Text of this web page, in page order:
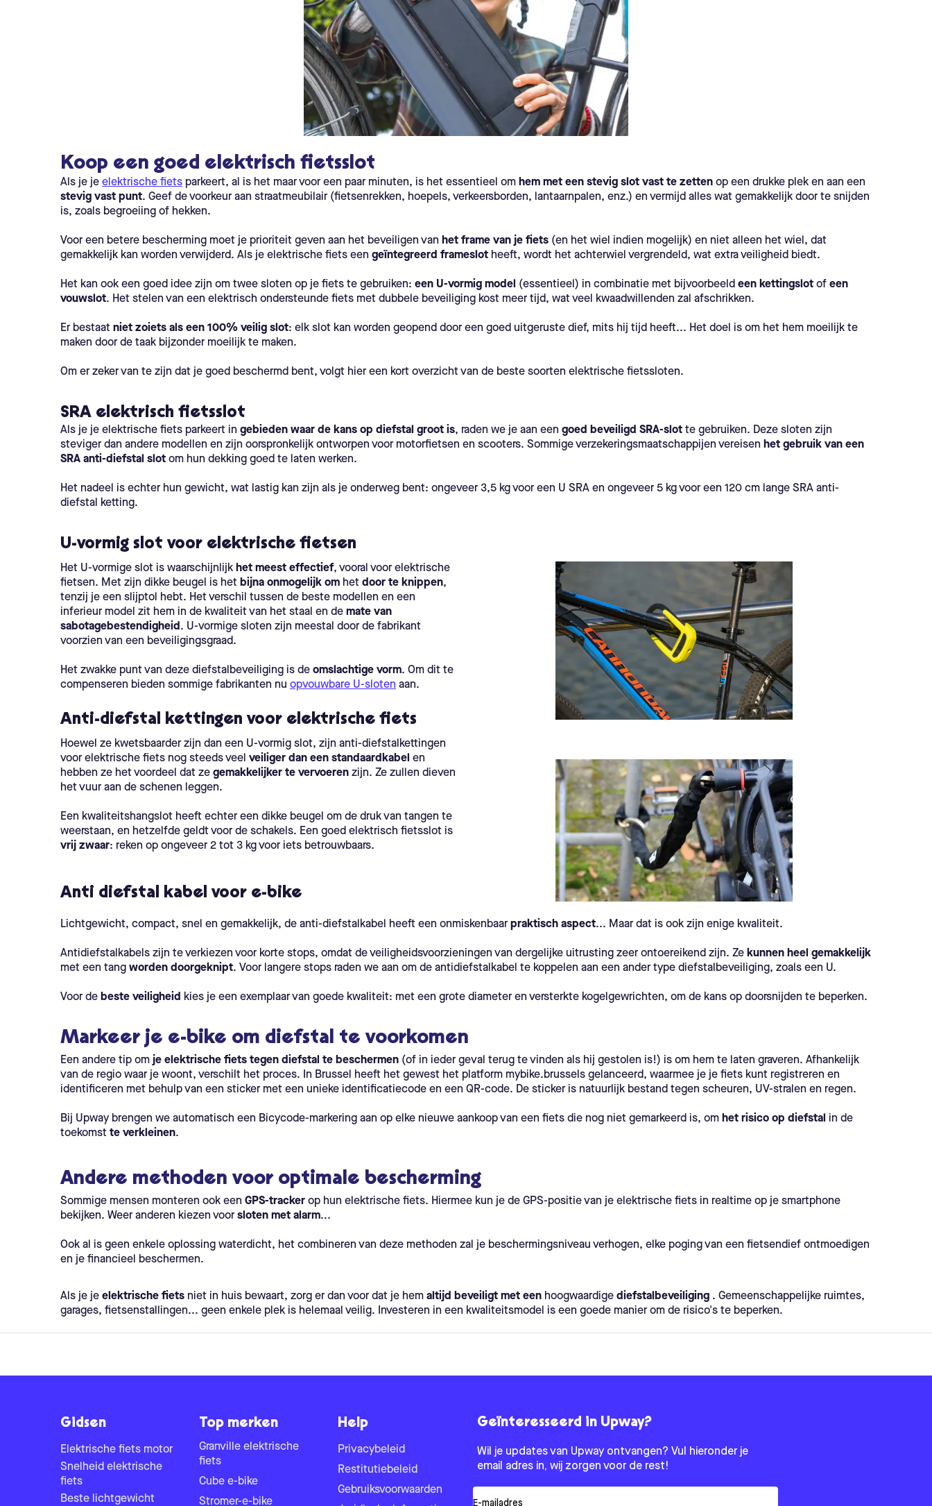
Koop een goed elektrisch fietsslot
Als je je elektrische fiets parkeert, al is het maar voor een paar minuten, is het essentieel om hem met een stevig slot vast te zetten op een drukke plek en aan een
stevig vast punt. Geef de voorkeur aan straatmeubilair (fietsenrekken, hoepels, verkeersborden, lantaarnpalen, enz.) en vermijd alles wat gemakkelijk door te snijden
is, zoals begroeiing of hekken.
Voor een betere bescherming moet je prioriteit geven aan het beveiligen van het frame van je fiets (en het wiel indien mogelijk) en niet alleen het wiel, dat
gemakkelijk kan worden verwijderd. Als je elektrische fiets een geïntegreerd frameslot heeft, wordt het achterwiel vergrendeld, wat extra veiligheid biedt.
Het kan ook een goed idee zijn om twee sloten op je fiets te gebruiken: een U-vormig model (essentieel) in combinatie met bijvoorbeeld een kettingslot of een
vouwslot. Het stelen van een elektrisch ondersteunde fiets met dubbele beveiliging kost meer tijd, wat veel kwaadwillenden zal afschrikken.
Er bestaat niet zoiets als een 100% veilig slot: elk slot kan worden geopend door een goed uitgeruste dief, mits hij tijd heeft... Het doel is om het hem moeilijk te
maken door de taak bijzonder moeilijk te maken.
Om er zeker van te zijn dat je goed beschermd bent, volgt hier een kort overzicht van de beste soorten elektrische fietssloten.
SRA elektrisch fietsslot
Als je je elektrische fiets parkeert in gebieden waar de kans op diefstal groot is, raden we je aan een goed beveiligd SRA-slot te gebruiken. Deze sloten zijn
steviger dan andere modellen en zijn oorspronkelijk ontworpen voor motorfietsen en scooters. Sommige verzekeringsmaatschappijen vereisen het gebruik van een
SRA anti-diefstal slot om hun dekking goed te laten werken.
Het nadeel is echter hun gewicht, wat lastig kan zijn als je onderweg bent: ongeveer 3,5 kg voor een U SRA en ongeveer 5 kg voor een 120 cm lange SRA anti-
diefstal ketting.
U-vormig slot voor elektrische fietsen
Het U-vormige slot is waarschijnlijk het meest effectief, vooral voor elektrische
fietsen. Met zijn dikke beugel is het bijna onmogelijk om het door te knippen,
tenzij je een slijptol hebt. Het verschil tussen de beste modellen en een
inferieur model zit hem in de kwaliteit van het staal en de mate van
sabotagebestendigheid . U-vormige sloten zijn meestal door de fabrikant
voorzien van een beveiligingsgraad.
Het zwakke punt van deze diefstalbeveiliging is de omslachtige vorm. Om dit te
compenseren bieden sommige fabrikanten nu opvouwbare U-sloten aan.
Anti-diefstal kettingen voor elektrische fiets
Hoewel ze kwetsbaarder zijn dan een U-vormig slot, zijn anti-diefstalkettingen
voor elektrische fiets nog steeds veel veiliger dan een standaardkabel en
hebben ze het voordeel dat ze gemakkelijker te vervoeren zijn. Ze zullen dieven
het vuur aan de schenen leggen.
Een kwaliteitshangslot heeft echter een dikke beugel om de druk van tangen te
weerstaan, en hetzelfde geldt voor de schakels. Een goed elektrisch fietsslot is
vrij zwaar: reken op ongeveer 2 tot 3 kg voor iets betrouwbaars.
Anti diefstal kabel voor e-bike
Lichtgewicht, compact, snel en gemakkelijk, de anti-diefstalkabel heeft een onmiskenbaar praktisch aspect... Maar dat is ook zijn enige kwaliteit.
Antidiefstalkabels zijn te verkiezen voor korte stops, omdat de veiligheidsvoorzieningen van dergelijke uitrusting zeer ontoereikend zijn. Ze kunnen heel gemakkelijk
met een tang worden doorgeknipt. Voor langere stops raden we aan om de antidiefstalkabel te koppelen aan een ander type diefstalbeveiliging, zoals een U.
Voor de beste veiligheid kies je een exemplaar van goede kwaliteit: met een grote diameter en versterkte kogelgewrichten, om de kans op doorsnijden te beperken.
Markeer je e-bike om diefstal te voorkomen
Een andere tip om je elektrische fiets tegen diefstal te beschermen (of in ieder geval terug te vinden als hij gestolen is!) is om hem te laten graveren. Afhankelijk
van de regio waar je woont, verschilt het proces. In Brussel heeft het gewest het platform mybike.brussels gelanceerd, waarmee je je fiets kunt registreren en
identificeren met behulp van een sticker met een unieke identificatiecode en een QR-code. De sticker is natuurlijk bestand tegen scheuren, UV-stralen en regen.
Bij Upway brengen we automatisch een Bicycode-markering aan op elke nieuwe aankoop van een fiets die nog niet gemarkeerd is, om het risico op diefstal in de
toekomst te verkleinen.
Andere methoden voor optimale bescherming
Sommige mensen monteren ook een GPS-tracker op hun elektrische fiets. Hiermee kun je de GPS-positie van je elektrische fiets in realtime op je smartphone
bekijken. Weer anderen kiezen voor sloten met alarm...
Ook al is geen enkele oplossing waterdicht, het combineren van deze methoden zal je beschermingsniveau verhogen, elke poging van een fietsendief ontmoedigen
en je financieel beschermen.
Als je je elektrische fiets niet in huis bewaart, zorg er dan voor dat je hem altijd beveiligt met een hoogwaardige diefstalbeveiliging . Gemeenschappelijke ruimtes,
garages, fietsenstallingen... geen enkele plek is helemaal veilig. Investeren in een kwaliteitsmodel is een goede manier om de risico's te beperken.
Gidsen
Elektrische fiets motor
Snelheid elektrische
fiets
Beste lichtgewicht
Top merken
Granville elektrische
fiets
Cube e-bike
Stromer-e-bike
Help
Privacybeleid
Restitutiebeleid
Gebruiksvoorwaarden
Geïnteresseerd in Upway?
Wil je updates van Upway ontvangen? Vul hieronder je
email adres in, wij zorgen voor de rest!
E-mail